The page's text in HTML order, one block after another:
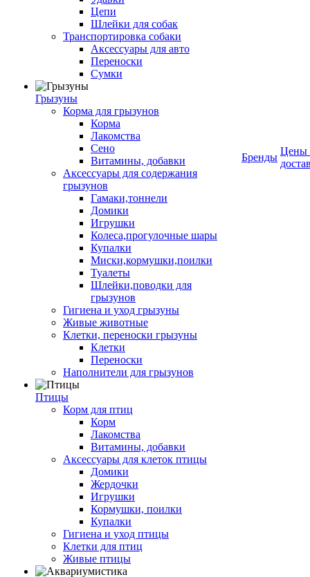
Цепи
Шлейки для собак
Транспортировка собаки
Аксессуары для авто
Переноски
Сумки
Грызуны
Корма для грызунов
Корма
Лакомства
Сено
Витамины, добавки
Аксессуары для содержания
грызунов
Гамаки,тоннели
Домики
Игрушки
Колеса,прогулочные шары
Купалки
Миски,кормушки,поилки
Туалеты
Шлейки,поводки для
грызунов
Гигиена и уход грызуны
Живые животные
Клетки, переноски грызуны
Клетки
Переноски
Наполнители для грызунов
Птицы
Корм для птиц
Корм
Лакомства
Витамины, добавки
Аксессуары для клеток птицы
Домики
Жердочки
Игрушки
Кормушки, поилки
Купалки
Гигиена и уход птицы
Клетки для птиц
Живые птицы
Бренды
Цены